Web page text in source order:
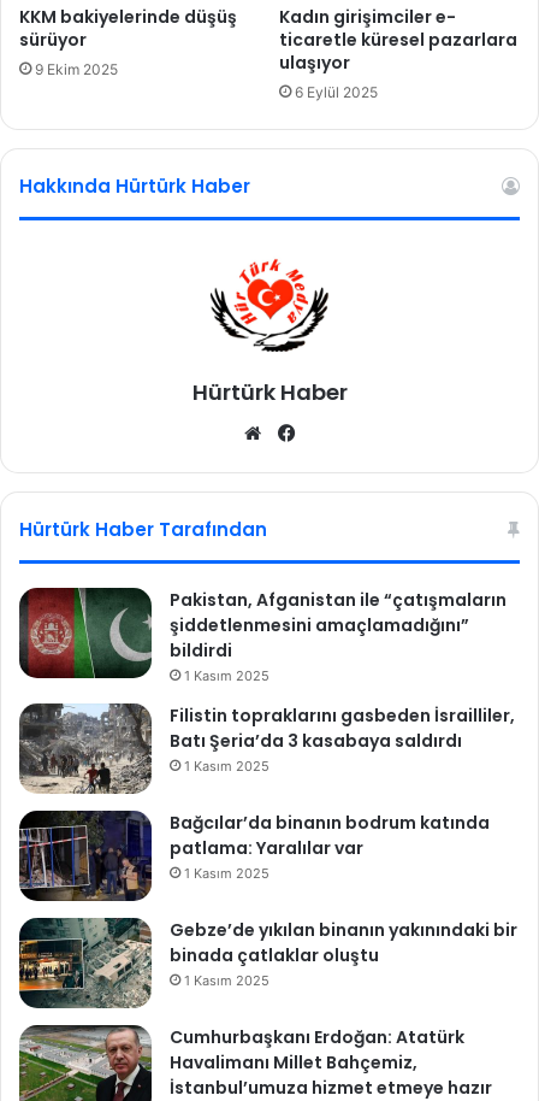
r
ı
ç
ü
d
KKM bakiyelerinde düşüş
sürüyor
9 Ekim 2025
Kadın girişimciler e-
ticaretle küresel pazarlara
ulaşıyor
6 Eylül 2025
Hakkında Hürtürk Haber
Hürtürk Haber
We
sit bo
Hürtürk Haber Tarafından
Pakistan, Afganistan ile “çatışmaların
şiddetlenmesini amaçlamadığını”
bildirdi
1 Kasım 2025
Filistin topraklarını gasbeden İsrailliler,
Batı Şeria’da 3 kasabaya saldırdı
1 Kasım 2025
Bağcılar’da binanın bodrum katında
patlama: Yaralılar var
1 Kasım 2025
Gebze’de yıkılan binanın yakınındaki bir
binada çatlaklar oluştu
1 Kasım 2025
Cumhurbaşkanı Erdoğan: Atatürk
Havalimanı Millet Bahçemiz,
İstanbul’umuza hizmet etmeye hazır